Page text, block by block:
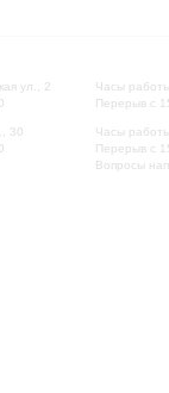
ул., 2
30
Часы
Перерыв с
Часы
Перерыв с
Вопросы